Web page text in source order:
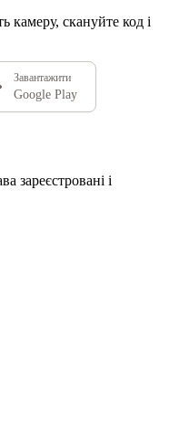
камеру, скануйте код і
Завантажити
Google Play
зареєстровані і